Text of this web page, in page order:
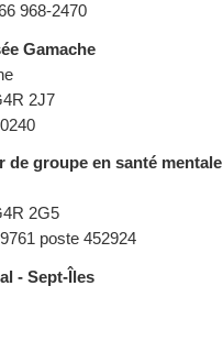
968-2470
Gamache
2J7
de groupe en santé mentale
2G5
poste 452924
- Sept-Îles